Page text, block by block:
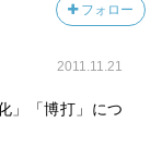
フォロー
2011.11.21
」「博打」につ